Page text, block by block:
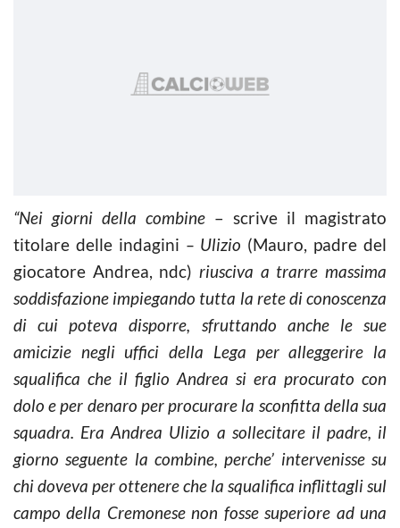
“Nei giorni della combine – scrive il magistrato
titolare delle indagini – Ulizio (Mauro, padre del
giocatore Andrea, ndc) riusciva a trarre massima
soddisfazione impiegando tutta la rete di conoscenza
di cui poteva disporre, sfruttando anche le sue
amicizie negli uffici della Lega per alleggerire la
squalifica che il figlio Andrea si era procurato con
dolo e per denaro per procurare la sconfitta della sua
squadra. Era Andrea Ulizio a sollecitare il padre, il
giorno seguente la combine, perche’ intervenisse su
chi doveva per ottenere che la squalifica inflittagli sul
campo della Cremonese non fosse superiore ad una